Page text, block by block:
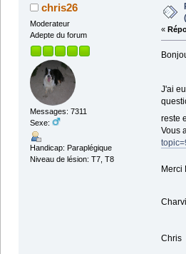
chris26
Moderateur
Adepte du forum
Messages: 7311
Sexe:
Handicap: Paraplégique
Niveau de lésion: T7, T8
«
J'ai
reste
Vous
Merci
Chris